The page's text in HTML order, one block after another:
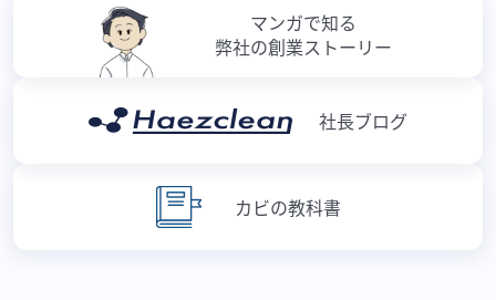
カビの教科書
社長ブログ
マンガで知る
弊社の創業ストーリー